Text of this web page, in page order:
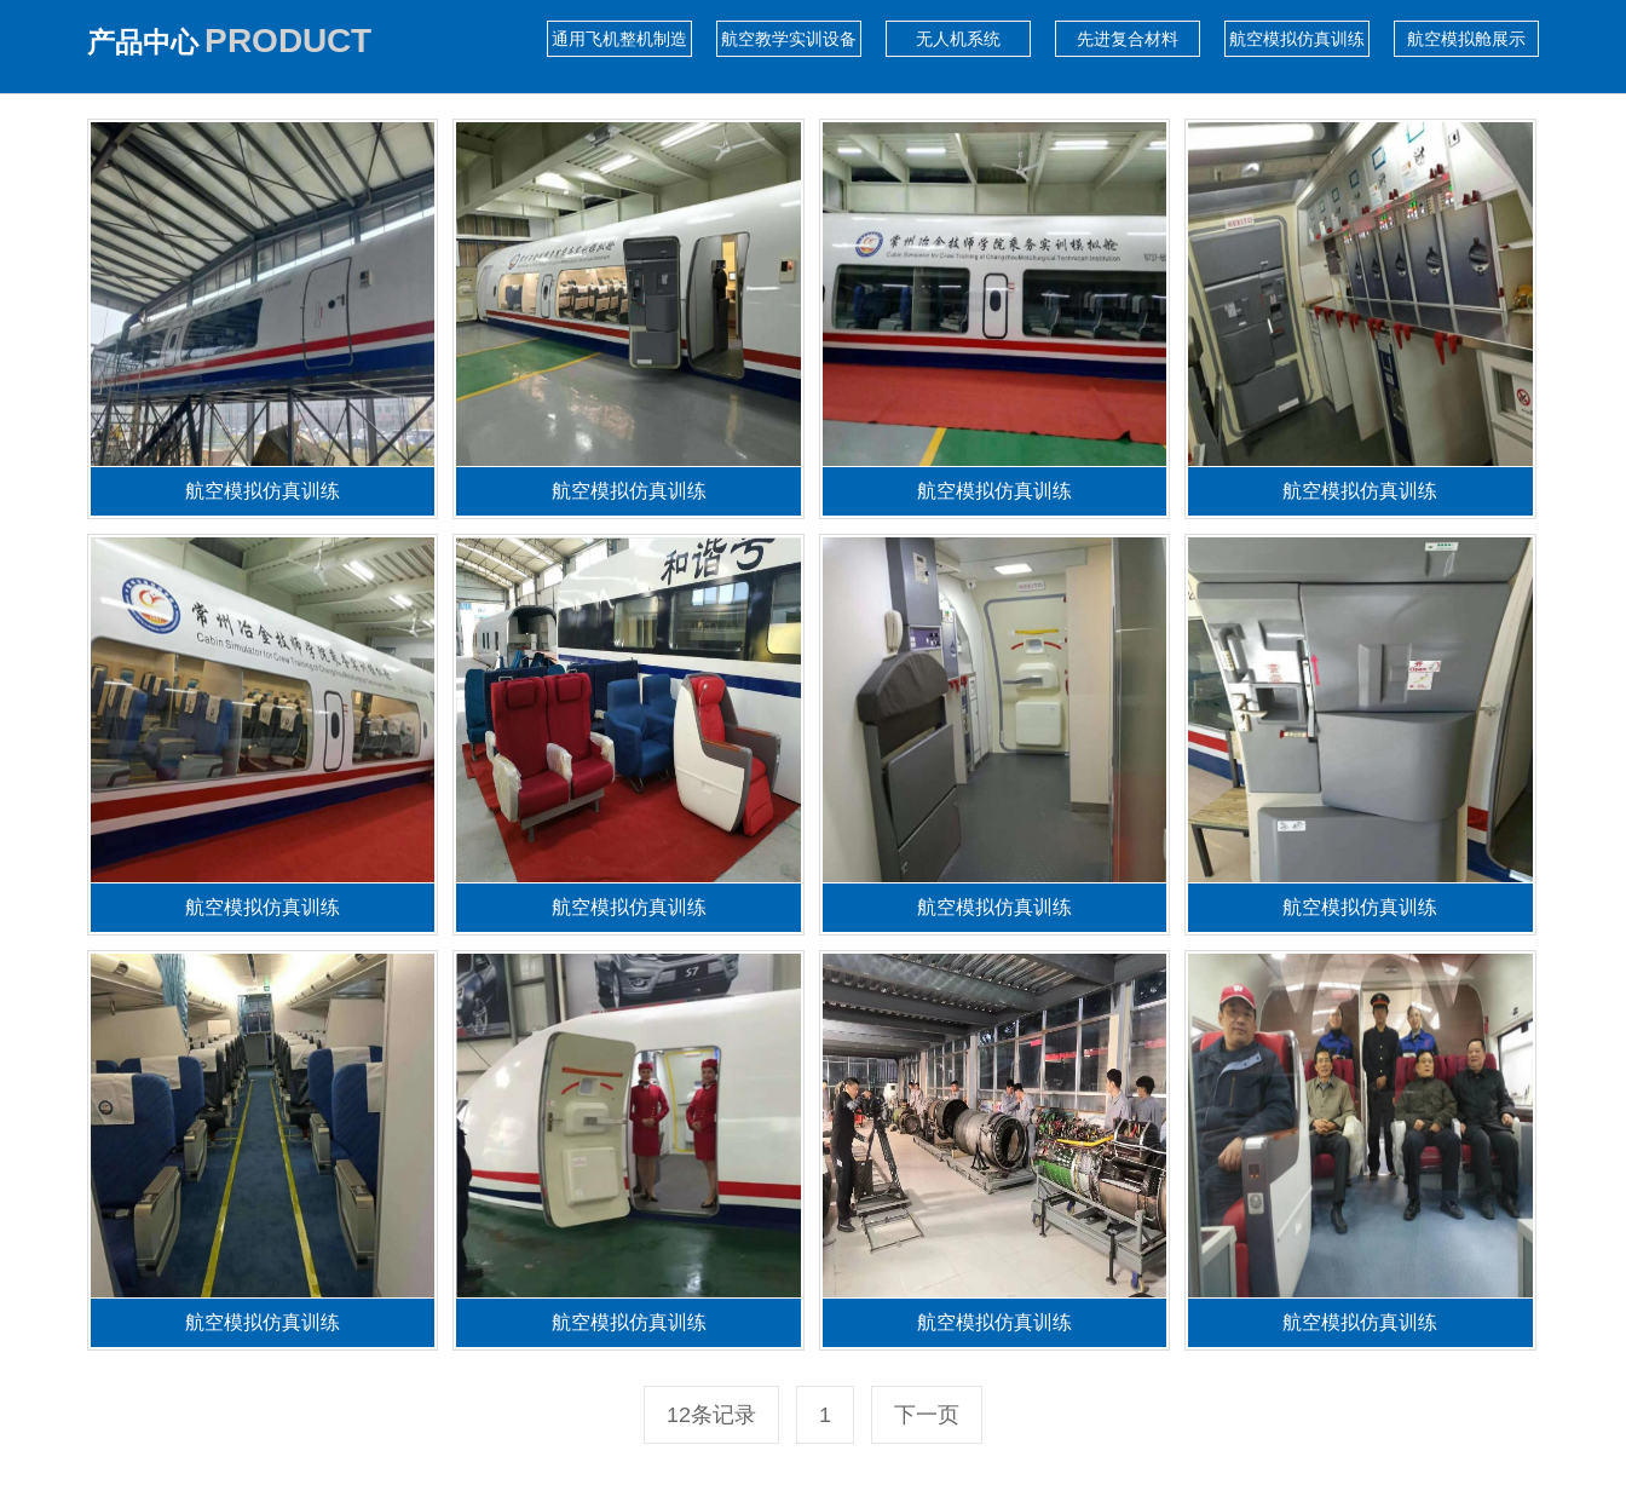
产品中心 PRODUCT 通用飞机整机制造 航空教学实训设备 无人机系统 先进复合材料 航空模拟仿真训练 航空模拟舱展示
航空模拟仿真训练 航空模拟仿真训练 航空模拟仿真训练 航空模拟仿真训练
航空模拟仿真训练 航空模拟仿真训练 航空模拟仿真训练 航空模拟仿真训练
航空模拟仿真训练 航空模拟仿真训练 航空模拟仿真训练 航空模拟仿真训练
12条记录 1 下一页